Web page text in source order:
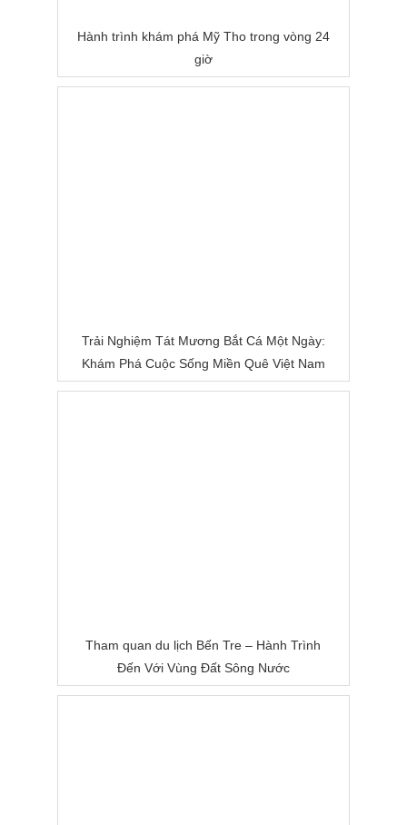
Hành trình khám phá Mỹ Tho trong vòng 24
giờ
Trải Nghiệm Tát Mương Bắt Cá Một Ngày:
Khám Phá Cuộc Sống Miền Quê Việt Nam
Tham quan du lịch Bến Tre – Hành Trình
Đến Với Vùng Đất Sông Nước